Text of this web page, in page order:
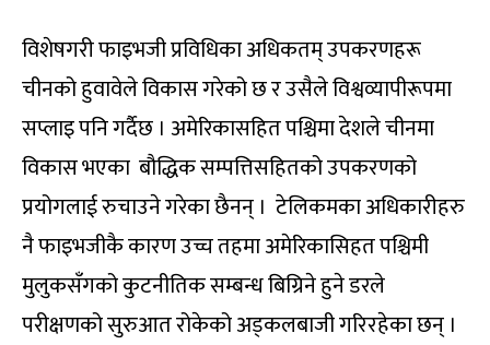
विशेषगरी फाइभजी प्रविधिका अधिकतम् उपकरणहरू
चीनको हुवावेले विकास गरेको छ र उसैले विश्वव्यापीरूपमा
सप्लाइ पनि गर्दैछ । अमेरिकासहित पश्चिमा देशले चीनमा
विकास भएका बौद्धिक सम्पत्तिसहितको उपकरणको
प्रयोगलाई रुचाउने गरेका छैनन् । टेलिकमका अधिकारीहरु
नै फाइभजीकै कारण उच्च तहमा अमेरिकासिहत पश्चिमी
मुलुकसँगको कुटनीतिक सम्बन्ध बिग्रिने हुने डरले
परीक्षणको सुरुआत रोकेको अड्कलबाजी गरिरहेका छन् ।